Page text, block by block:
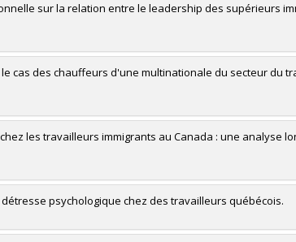
sur la relation entre le leadership des supérieurs
cas des chauffeurs d'une multinationale du secteur du
les travailleurs immigrants au Canada : une analyse
psychologique chez des travailleurs québécois.